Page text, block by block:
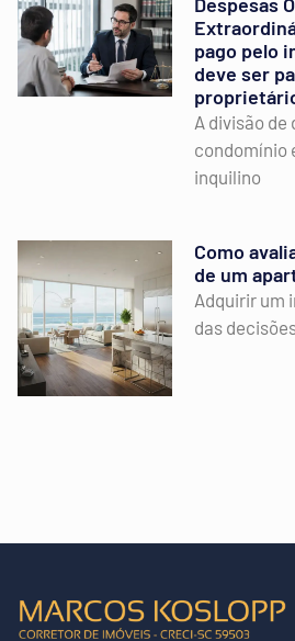
pago pelo
deve ser
A divisão de
condomínio
inquilino
Como
de um
Adquirir um
das